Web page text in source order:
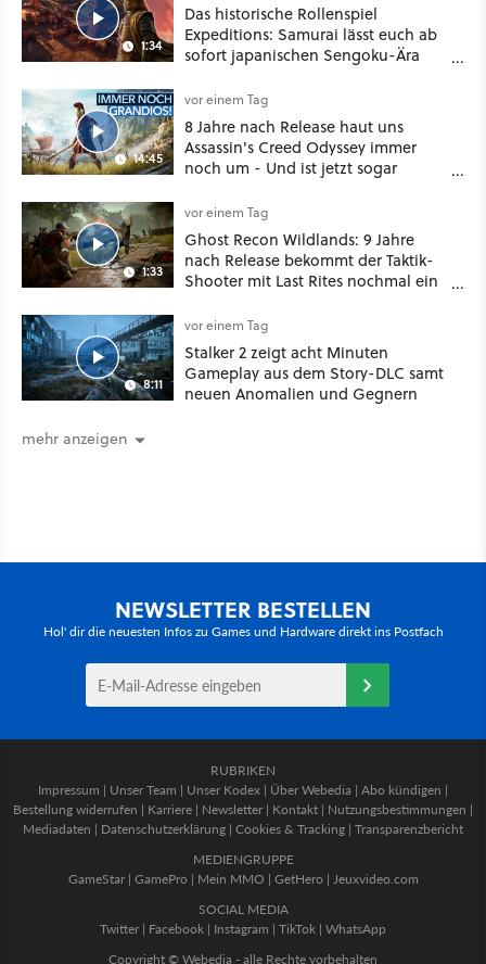
1:34
Das historische Rollenspiel
Expeditions: Samurai lässt euch ab
sofort japanischen Sengoku-Ära
oder Diplomatie
14:45
vor einem Tag
8 Jahre nach Release haut uns
Assassin's Creed Odyssey immer
noch um - Und ist jetzt sogar
1:33
vor einem Tag
Ghost Recon Wildlands: 9 Jahre
nach Release bekommt der Taktik-
Shooter mit Last Rites nochmal ein
8:11
vor einem Tag
Stalker 2 zeigt acht Minuten
Gameplay aus dem Story-DLC samt
neuen Anomalien und Gegnern
mehr anzeigen
NEWSLETTER BESTELLEN
Hol' dir die neuesten Infos zu Games und Hardware direkt ins Postfach
RUBRIKEN
Impressum | Unser Team | Unser Kodex | Über Webedia | Abo kündigen |
Bestellung widerrufen | Karriere | Newsletter | Kontakt | Nutzungsbestimmungen |
Mediadaten | Datenschutzerklärung | Cookies & Tracking | Transparenzbericht
MEDIENGRUPPE
GameStar| GamePro | Mein MMO | GetHero | Jeuxvideo.com
SOCIAL MEDIA
Twitter | Facebook | Instagram | TikTok | WhatsApp
Copyright © Webedia - alle Rechte vorbehalten